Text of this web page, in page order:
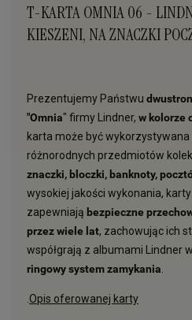
T-KARTA OMNIA 06 -
KIESZENI, NA ZNACZKI
Prezentujemy Państwu
"Omnia" firmy Lindner, w kolorze
karta może być wykorzystywana
różnorodnych przedmiotów
znaczki, bloczki, banknoty,
wysokiej jakości wykonania,
zapewniają bezpieczne
przez wiele lat, zachowując ich
współgrają z albumami Lindner
ringowy system zamykania
Opis oferowanej karty